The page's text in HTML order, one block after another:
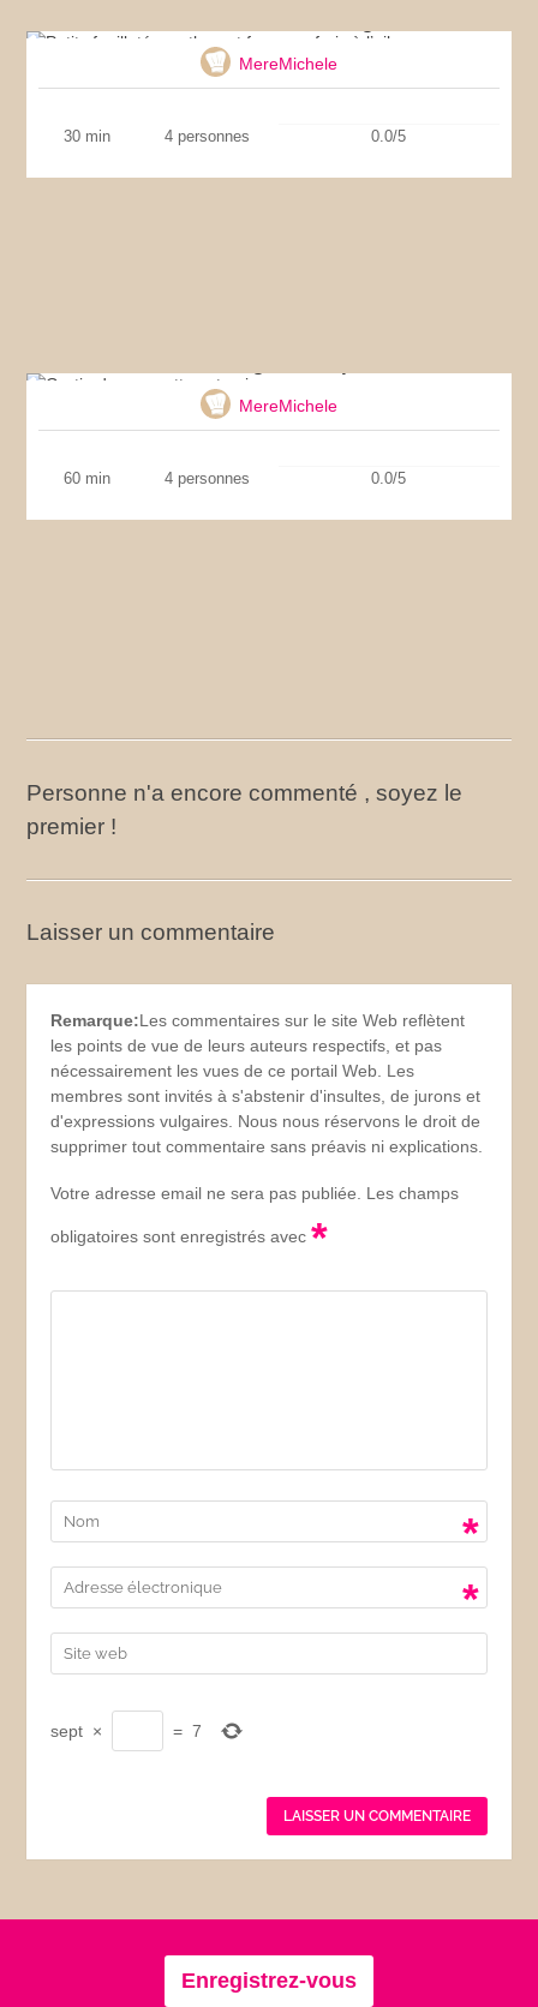
MereMichele
30 min 4 personnes 0.0/5
MereMichele
60 min 4 personnes 0.0/5
Personne n'a encore commenté , soyez le
premier !
Laisser un commentaire
Remarque:Les commentaires sur le site Web reflètent
les points de vue de leurs auteurs respectifs, et pas
nécessairement les vues de ce portail Web. Les
membres sont invités à s'abstenir d'insultes, de jurons et
d'expressions vulgaires. Nous nous réservons le droit de
supprimer tout commentaire sans préavis ni explications.
Votre adresse email ne sera pas publiée. Les champs
obligatoires sont enregistrés avec*
*
*
sept × = 7
Enregistrez-vous